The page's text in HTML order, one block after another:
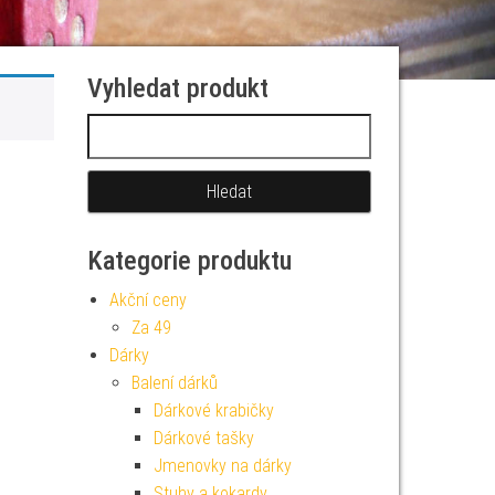
Vyhledat produkt
Kategorie produktu
Akční ceny
Za 49
Dárky
Balení dárků
Dárkové krabičky
Dárkové tašky
Jmenovky na dárky